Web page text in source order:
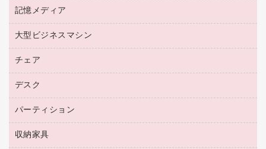
プリンタ用リボン
トナーカートリッジ
コピートナー
インクカートリッジ
ラベル用紙
プロッター用紙
ハガキ用紙
その他コピー用紙・プリンタ用紙
コピー用紙
マウスパッド
マウス
パソコンバッグ／収納用品
ネットワーク／ＬＡＮ機器
ネットワーク／ＬＡＮアクセサリー
セキュリティ用品
電話機
レーザープリンタ／複合機
メモリーカード
プロジェクタ
ファクシミリ
デジタルカメラ
スキャナー
記憶メディア
ブルーレイディスク
ＣＤ－ＲＷ
ＣＤ－Ｒ
メディア収納用品
大型ビジネスマシン
プリンタ
チェア
応接イス・ベンチ
オフィスチェア
デスク
ミーティングテーブル
デスク
カウンター
パーティション
ホワイトボード・黒板
収納家具